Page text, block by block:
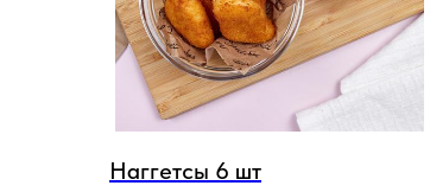
Наггетсы 6 шт